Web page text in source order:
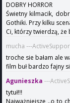
DOBRY HORROR
Świetny kilmacik,
Gothiki. Przy kilku
Ci, którzy twierdzą, że
mucha ---
troche sie bałam ale
film buł bardzo fajny
Agunieszka ---
tytuł!!!